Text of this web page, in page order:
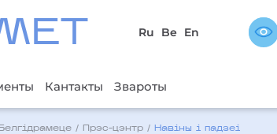
Ru Be En
Кантакты Звароты
/ Прэс-цэнтр / Навіны і падзеі